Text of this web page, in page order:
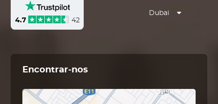
4.7 42
Dubai
Encontrar-nos